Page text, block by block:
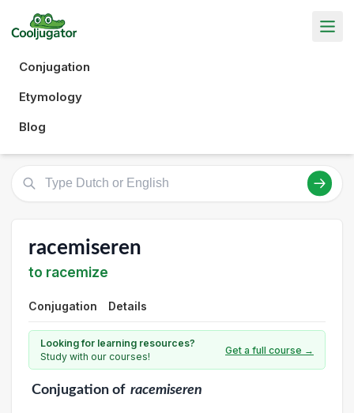
Conjugation
Etymology
Blog
racemiseren
to racemize
Conjugation Details
Looking for learning resources?
Study with our courses!
Get a full course →
Conjugationof racemiseren